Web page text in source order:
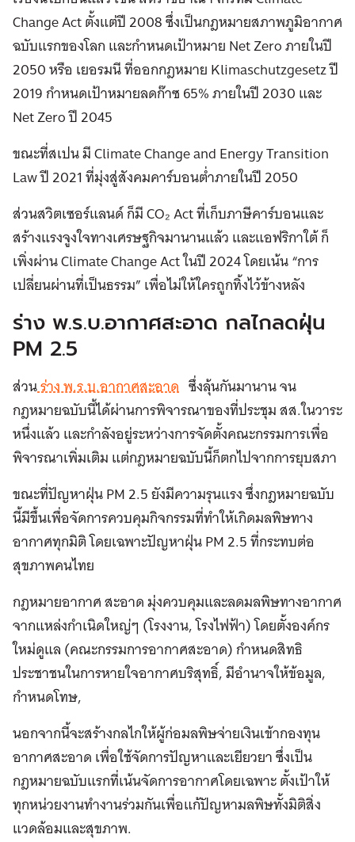
Change Act ตั้งแต่ปี 2008 ซึ่งเป็นกฎหมายสภาพภูมิอากาศ
ฉบับแรกของโลก และกำหนดเป้าหมาย Net Zero ภายในปี
2050 หรือ เยอรมนี ที่ออกกฎหมาย Klimaschutzgesetz ปี
2019 กำหนดเป้าหมายลดก๊าซ 65% ภายในปี 2030 และ
Net Zero ปี 2045
ขณะที่สเปน มี Climate Change and Energy Transition
Law ปี 2021 ที่มุ่งสู่สังคมคาร์บอนต่ำภายในปี 2050
ส่วนสวิตเซอร์แลนด์ ก็มี CO₂ Act ที่เก็บภาษีคาร์บอนและ
สร้างแรงจูงใจทางเศรษฐกิจมานานแล้ว และแอฟริกาใต้ ก็
เพิ่งผ่าน Climate Change Act ในปี 2024 โดยเน้น “การ
เปลี่ยนผ่านที่เป็นธรรม” เพื่อไม่ให้ใครถูกทิ้งไว้ข้างหลัง
ร่าง พ.ร.บ.อากาศสะอาด กลไกลดฝุ่น
PM 2.5
ส่วนร่าง พ.ร.บ.อากาศสะอาด ซึ่งลุ้นกันมานาน จน
กฎหมายฉบับนี้ได้ผ่านการพิจารณาของที่ประชุม สส.ในวาระ
หนึ่งแล้ว และกำลังอยู่ระหว่างการจัดตั้งคณะกรรมการเพื่อ
พิจารณาเพิ่มเติม แต่กฎหมายฉบับนี้ก็ตกไปจากการยุบสภา
ขณะที่ปัญหาฝุ่น PM 2.5 ยังมีความรุนแรง ซึ่งกฎหมายฉบับ
นี้มีขึ้นเพื่อจัดการควบคุมกิจกรรมที่ทำให้เกิดมลพิษทาง
อากาศทุกมิติ โดยเฉพาะปัญหาฝุ่น PM 2.5 ที่กระทบต่อ
สุขภาพคนไทย
กฎหมายอากาศ สะอาด มุ่งควบคุมและลดมลพิษทางอากาศ
จากแหล่งกำเนิดใหญ่ๆ (โรงงาน, โรงไฟฟ้า) โดยตั้งองค์กร
ใหม่ดูแล (คณะกรรมการอากาศสะอาด) กำหนดสิทธิ
ประชาชนในการหายใจอากาศบริสุทธิ์, มีอำนาจให้ข้อมูล,
กำหนดโทษ,
นอกจากนี้จะสร้างกลไกให้ผู้ก่อมลพิษจ่ายเงินเข้ากองทุน
อากาศสะอาด เพื่อใช้จัดการปัญหาและเยียวยา ซึ่งเป็น
กฎหมายฉบับแรกที่เน้นจัดการอากาศโดยเฉพาะ ตั้งเป้าให้
ทุกหน่วยงานทำงานร่วมกันเพื่อแก้ปัญหามลพิษทั้งมิติสิ่ง
แวดล้อมและสุขภาพ.